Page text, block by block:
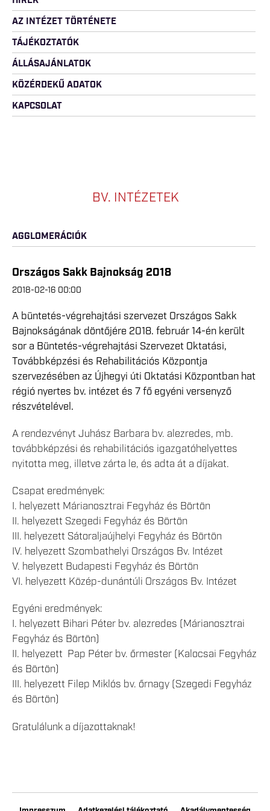
AZ INTÉZET TÖRTÉNETE
TÁJÉKOZTATÓK
ÁLLÁSAJÁNLATOK
KÖZÉRDEKŰ ADATOK
KAPCSOLAT
BV. INTÉZETEK
AGGLOMERÁCIÓK
Országos Sakk Bajnokság 2018
2018-02-16 00:00
A büntetés-végrehajtási szervezet Országos Sakk
Bajnokságának döntőjére 2018. február 14-én került
sor a Büntetés-végrehajtási Szervezet Oktatási,
Továbbképzési és Rehabilitációs Központja
szervezésében az Újhegyi úti Oktatási Központban hat
régió nyertes bv. intézet és 7 fő egyéni versenyző
részvételével.
A rendezvényt Juhász Barbara bv. alezredes, mb.
továbbképzési és rehabilitációs igazgatóhelyettes
nyitotta meg, illetve zárta le, és adta át a díjakat.
Csapat eredmények:
I. helyezett Márianosztrai Fegyház és Börtön
II. helyezett Szegedi Fegyház és Börtön
III. helyezett Sátoraljaújhelyi Fegyház és Börtön
IV. helyezett Szombathelyi Országos Bv. Intézet
V. helyezett Budapesti Fegyház és Börtön
VI. helyezett Közép-dunántúli Országos Bv. Intézet
Egyéni eredmények:
I. helyezett Bihari Péter bv. alezredes (Márianosztrai
Fegyház és Börtön)
II. helyezett Pap Péter bv. őrmester (Kalocsai Fegyház
és Börtön)
III. helyezett Filep Miklós bv. őrnagy (Szegedi Fegyház
és Börtön)
Gratulálunk a díjazottaknak!